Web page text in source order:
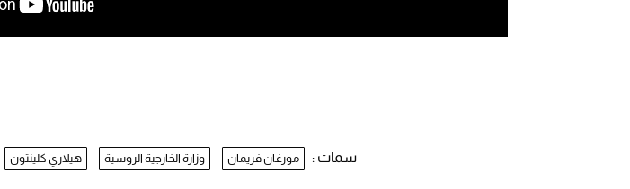
سمات : مورغان فريمان وزارة الخارجية الروسية هيلاري كلينتون